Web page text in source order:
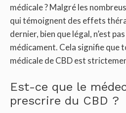
médicale ? Malgré les
qui témoignent des effets
dernier, bien que légal, n’est
médicament. Cela signifie que
médicale de CBD est
Est-ce que le
prescrire du CBD ?